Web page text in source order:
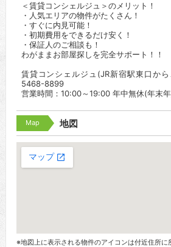
＜賃貸コンシェルジュ＞のメリット！
・人気エリアの物件がたくさん！
・すぐに内見可能！
・初期費用をできるだけ安く！
・保証人のご相談も！
わがままお部屋探しを完全サポート！！
賃貸コンシェルジュ(JR新宿駅東口か
5468-8899
営業時間：10:00～19:00 年中無休(年末
Map 地図
※地図上に表示される物件のアイコンは付近住所に